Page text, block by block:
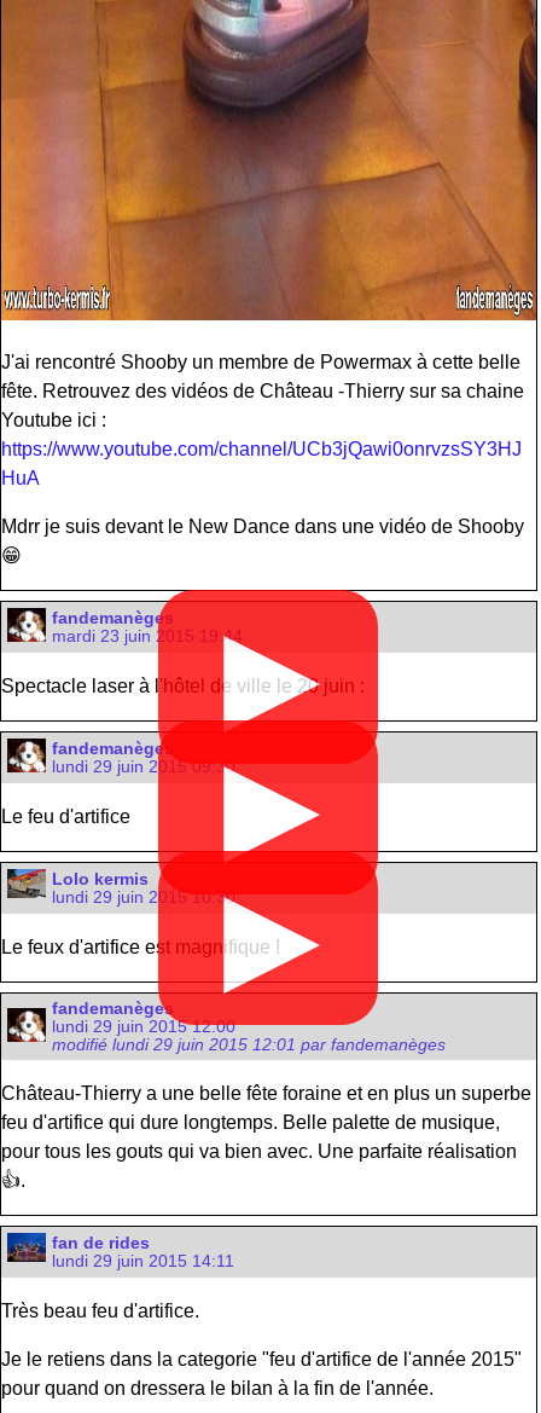
J'ai rencontré Shooby un membre de Powermax à cette belle
fête. Retrouvez des vidéos de Château -Thierry sur sa chaine
Youtube ici :
https://www.youtube.com/channel/UCb3jQawi0onrvzsSY3HJ
HuA
Mdrr je suis devant le New Dance dans une vidéo de Shooby
😁
▶
fandemanèges
mardi 23 juin 2015 19:44
Spectacle laser à l'hôtel de ville le 20 juin :
▶
fandemanèges
lundi 29 juin 2015 09:30
Le feu d'artifice
▶
Lolo kermis
lundi 29 juin 2015 10:30
Le feux d'artifice est magnifique !
fandemanèges
lundi 29 juin 2015 12:00
modifié lundi 29 juin 2015 12:01 par fandemanèges
Château-Thierry a une belle fête foraine et en plus un superbe
feu d'artifice qui dure longtemps. Belle palette de musique,
pour tous les gouts qui va bien avec. Une parfaite réalisation
👍.
fan de rides
lundi 29 juin 2015 14:11
Très beau feu d'artifice.
Je le retiens dans la categorie "feu d'artifice de l'année 2015"
pour quand on dressera le bilan à la fin de l'année.